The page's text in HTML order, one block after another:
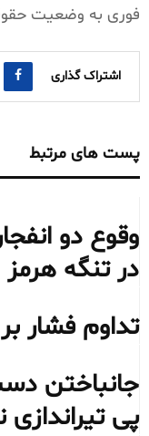
فوری به وضعیت
اشتراک گذاری
پست های مرتبط
وقوع دو
در تنگه هرمز
تداوم فشار
جانباختن
پی